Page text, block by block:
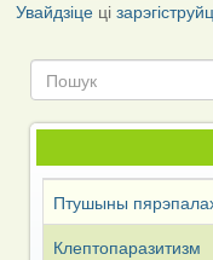
Увайдзіцеці
Птушыны
Клептопаразитизм